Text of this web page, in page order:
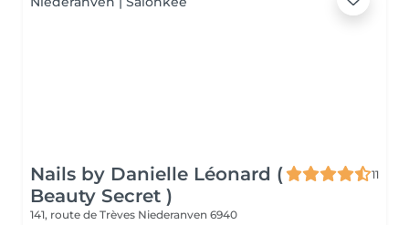
Nails by Danielle Léonard (
Beauty Secret )
11
141, route de Trèves Niederanven 6940